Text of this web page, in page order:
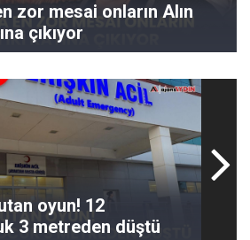
zor mesai onların Alın
çıkıyor
oyun! 12
3 metreden düştü